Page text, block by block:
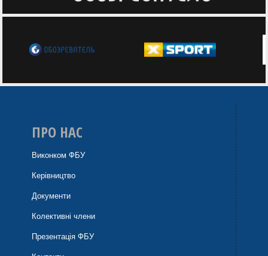
ПРО НАС
Виконком ФБУ
Керівництво
Документи
Колективні члени
Презентація ФБУ